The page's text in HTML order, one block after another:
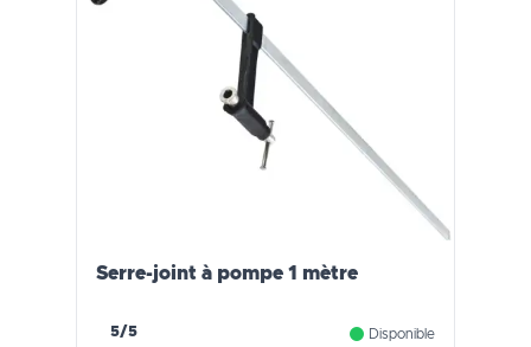
Serre-joint à pompe 1 mètre
5/5 Disponible